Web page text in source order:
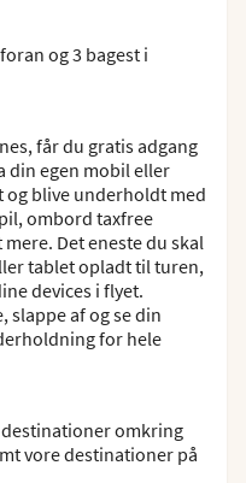
og 3 bagest i
får du gratis adgang
din egen mobil eller
og blive underholdt med
ombord taxfree
Det eneste du skal
tablet opladt til turen,
devices i flyet.
slappe af og se din
for hele
omkring
vore destinationer på